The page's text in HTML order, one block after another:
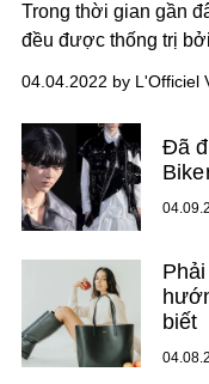
Trong thời gian gần
đều được thống trị
04.04.2022 by L'Officiel
Đã
biết